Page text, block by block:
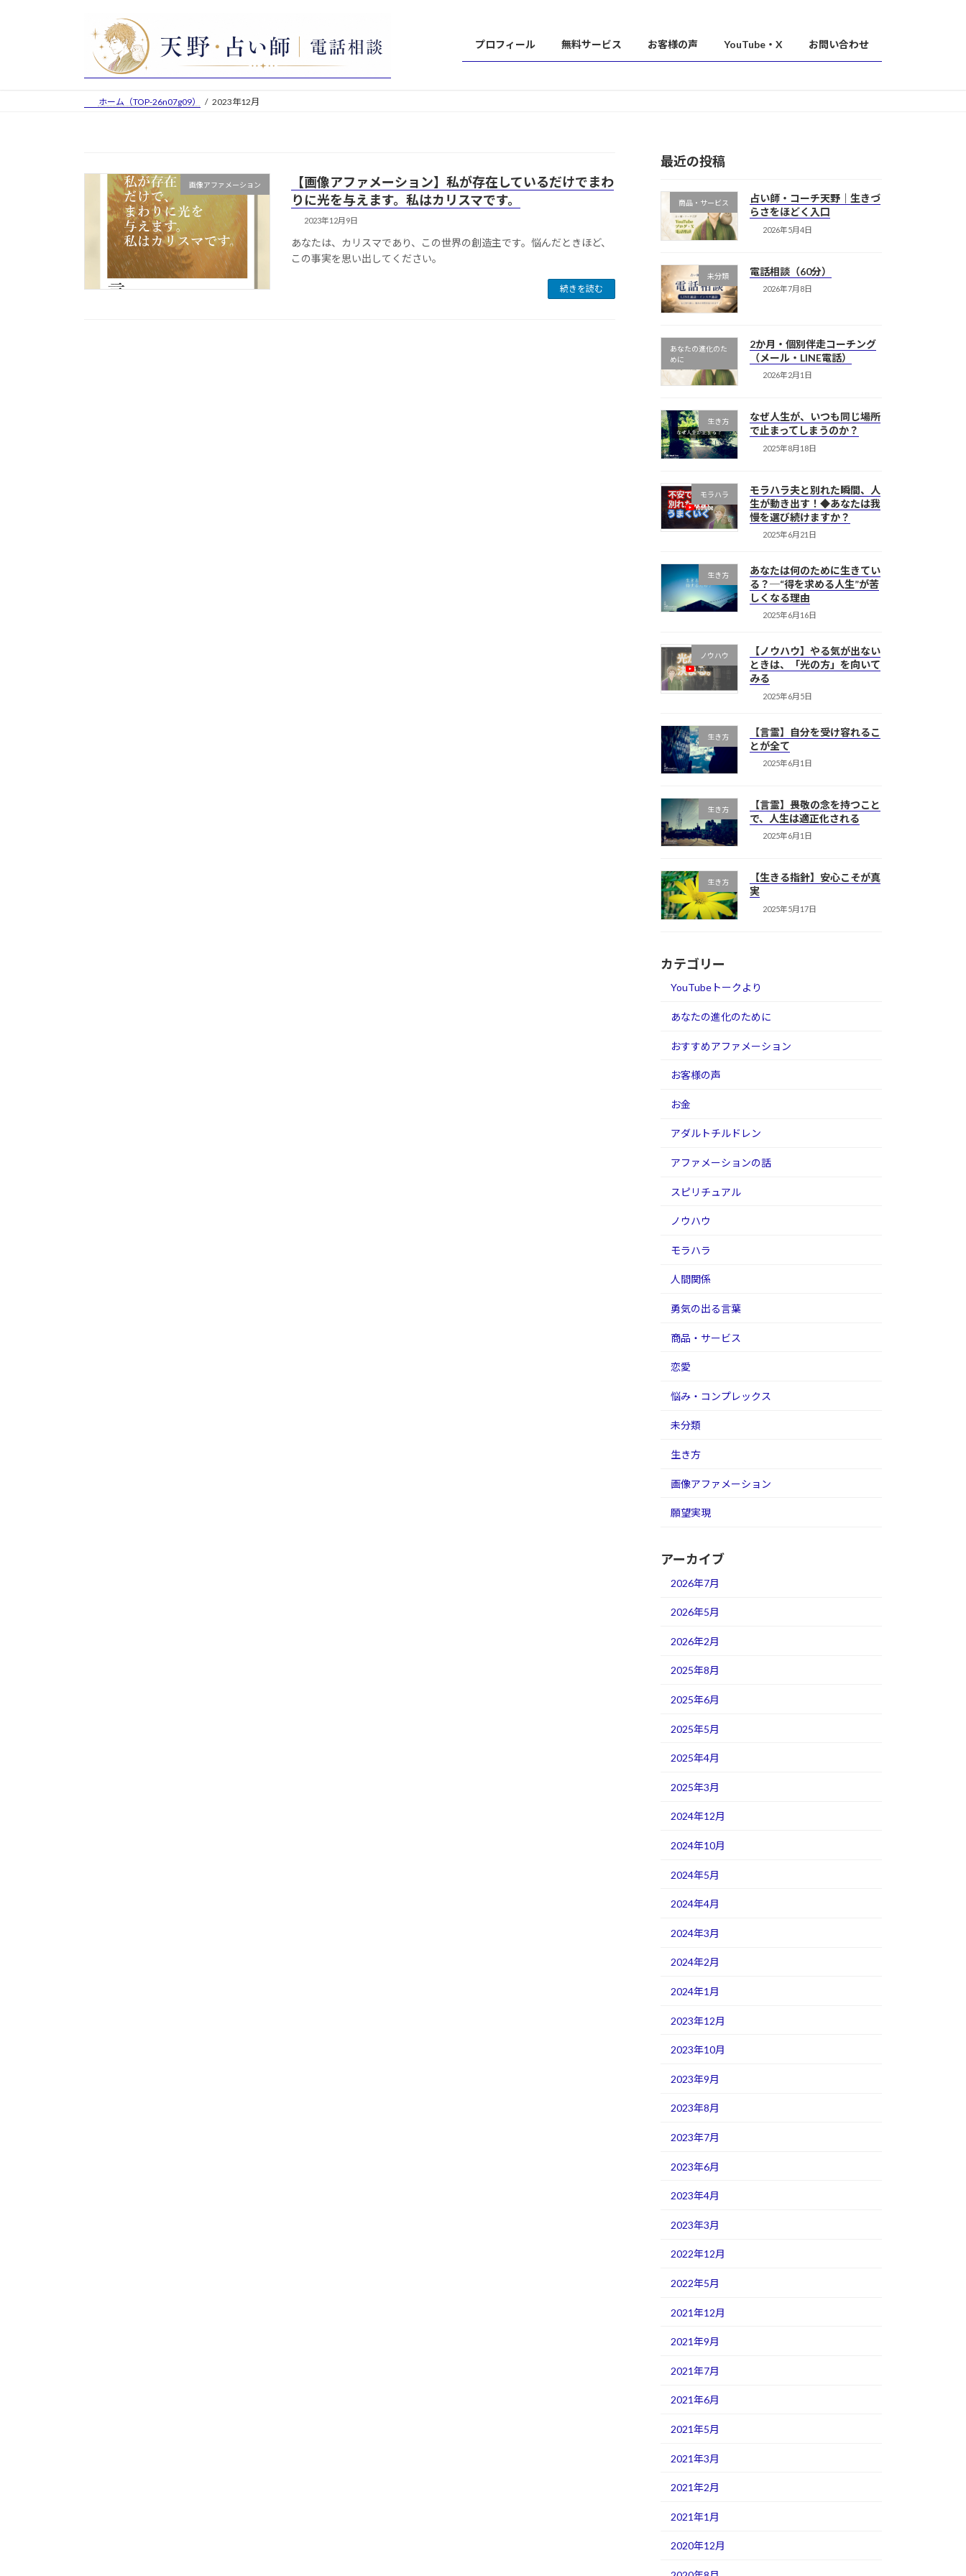
プロフィール 無料サービス お客様の声 YouTube・X お問い合わせ
ホーム（TOP-26n07g09） 2023年12月
画像アファメーション
【画像アファメーション】私が存在しているだけでまわ
りに光を与えます。私はカリスマです。
2023年12月9日
あなたは、カリスマであり、この世界の創造主です。悩んだときほど、
この事実を思い出してください。
続きを読む
最近の投稿
商品・サービス
占い師・コーチ天野｜生きづ
らさをほどく入口
2026年5月4日
未分類 電話相談（60分）
2026年7月8日
あなたの進化のた
めに
2か月・個別伴走コーチング
（メール・LINE電話）
2026年2月1日
生き方
なぜ人生が、いつも同じ場所
で止まってしまうのか？
2025年8月18日
モラハラ
モラハラ夫と別れた瞬間、人
生が動き出す！◆あなたは我
慢を選び続けますか？
2025年6月21日
生き方
あなたは何のために生きてい
る？─“得を求める人生”が苦
しくなる理由
2025年6月16日
ノウハウ
【ノウハウ】やる気が出ない
ときは、「光の方」を向いて
みる
2025年6月5日
生き方
【言霊】自分を受け容れるこ
とが全て
2025年6月1日
生き方
【言霊】畏敬の念を持つこと
で、人生は適正化される
2025年6月1日
生き方
【生きる指針】安心こそが真
実
2025年5月17日
カテゴリー
YouTubeトークより
あなたの進化のために
おすすめアファメーション
お客様の声
お金
アダルトチルドレン
アファメーションの話
スピリチュアル
ノウハウ
モラハラ
人間関係
勇気の出る言葉
商品・サービス
恋愛
悩み・コンプレックス
未分類
生き方
画像アファメーション
願望実現
アーカイブ
2026年7月
2026年5月
2026年2月
2025年8月
2025年6月
2025年5月
2025年4月
2025年3月
2024年12月
2024年10月
2024年5月
2024年4月
2024年3月
2024年2月
2024年1月
2023年12月
2023年10月
2023年9月
2023年8月
2023年7月
2023年6月
2023年4月
2023年3月
2022年12月
2022年5月
2021年12月
2021年9月
2021年7月
2021年6月
2021年5月
2021年3月
2021年2月
2021年1月
2020年12月